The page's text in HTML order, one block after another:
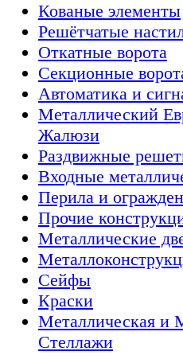
Кованые элементы
Решётчатые
Откатные ворота
Секционные
Автоматика и
Металлический
Жалюзи
Раздвижные
Входные
Перила и
Прочие
Металлические
Сейфы
Краски
Металлическая и
Стеллажи